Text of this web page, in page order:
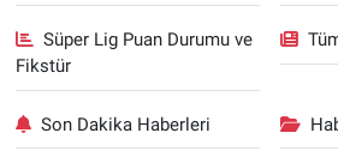
Süper Lig Puan Durumu ve
Fikstür
Son Dakika Haberleri